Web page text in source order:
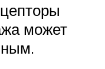
может